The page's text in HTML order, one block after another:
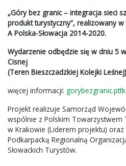
„Góry bez granic – integracja sieci
produkt turystyczny”, realizowany
A Polska-Słowacja 2014-2020.
Wydarzenie odbędzie się w dniu 5
Cisnej
(Teren Bieszczadzkiej Kolejki
więcej informacji:
Projekt realizuje Samorząd
wspólnie z Polskim Towarzystwem
w Krakowie (Liderem projektu)
Podkarpacką Regionalną
Słowackich Turystów.